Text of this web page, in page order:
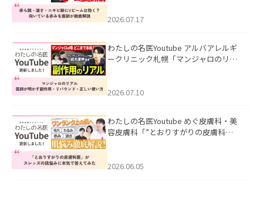
した。
2026.07.17
わたしの名医Youtube アルバアレルギ
ークリニック札幌「マンジャロのリア
た。
2026.07.10
わたしの名医Youtube めぐ皮膚科・美
容皮膚科「”とおりすがりの皮膚科
2026.06.05